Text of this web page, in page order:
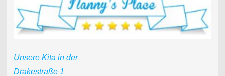
Unsere Kita in der
Drakestraße 1